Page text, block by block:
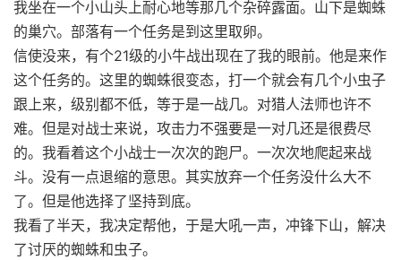
我坐在一个小山头上耐心地等那几个杂碎露面。山下是蜘蛛
的巢穴。部落有一个任务是到这里取卵。
信使没来，有个21级的小牛战出现在了我的眼前。他是来作
这个任务的。这里的蜘蛛很变态，打一个就会有几个小虫子
跟上来，级别都不低，等于是一战几。对猎人法师也许不
难。但是对战士来说，攻击力不强要是一对几还是很费尽
的。我看着这个小战士一次次的跑尸。一次次地爬起来战
斗。没有一点退缩的意思。其实放弃一个任务没什么大不
了。但是他选择了坚持到底。
我看了半天，我决定帮他，于是大吼一声，冲锋下山，解决
了讨厌的蜘蛛和虫子。